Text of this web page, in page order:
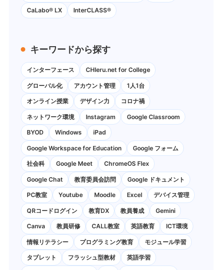
CaLabo® LX InterCLASS®
キーワードから探す
インターフェース CHIeru.net for College
グローバル化 アカウント管理 1人1台
オンライン授業 デザイン力 コロナ禍
ネットワーク環境 Instagram Google Classroom
BYOD Windows iPad
Google Workspace for Education Google フォーム
社会科 Google Meet ChromeOS Flex
Google Chat 教育委員会訪問 Google ドキュメント
PC教室 Youtube Moodle Excel デバイス管理
QRコードログイン 教育DX 教員養成 Gemini
Canva 教員研修 CALL教室 英語教育 ICT環境
情報リテラシー プログラミング教育 モジュール学習
タブレット フラッシュ型教材 英語学習